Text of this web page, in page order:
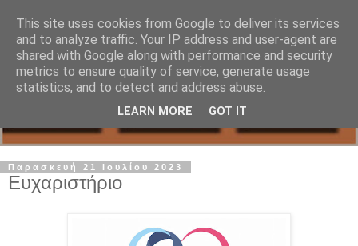
Παρασκευή 21 Ιουλίου 2023
Ευχαριστήριο
This site uses cookies from Google to deliver its services
and to analyze traffic. Your IP address and user-agent are
shared with Google along with performance and security
metrics to ensure quality of service, generate usage
statistics, and to detect and address abuse.
LEARN MORE GOT IT